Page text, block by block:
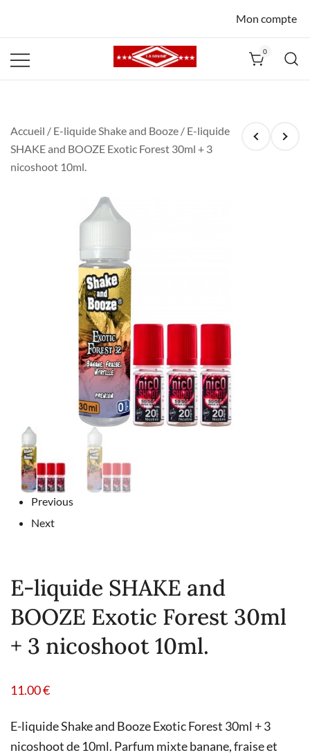
Mon compte
0
Accueil / E-liquide Shake and Booze / E-liquide
SHAKE and BOOZE Exotic Forest 30ml + 3
nicoshoot 10ml.
Previous
Next
E-liquide SHAKE and
BOOZE Exotic Forest 30ml
+ 3 nicoshoot 10ml.
11.00€
E-liquide Shake and Booze Exotic Forest 30ml + 3
nicoshoot de 10ml. Parfum mixte banane, fraise et